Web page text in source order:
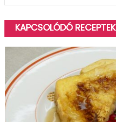
KAPCSOLÓDÓ RECEPTEK